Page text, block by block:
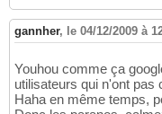
gannher, le 04/12/2009 à
Youhou comme ça
utilisateurs qui n'ont pas
Haha en même temps,